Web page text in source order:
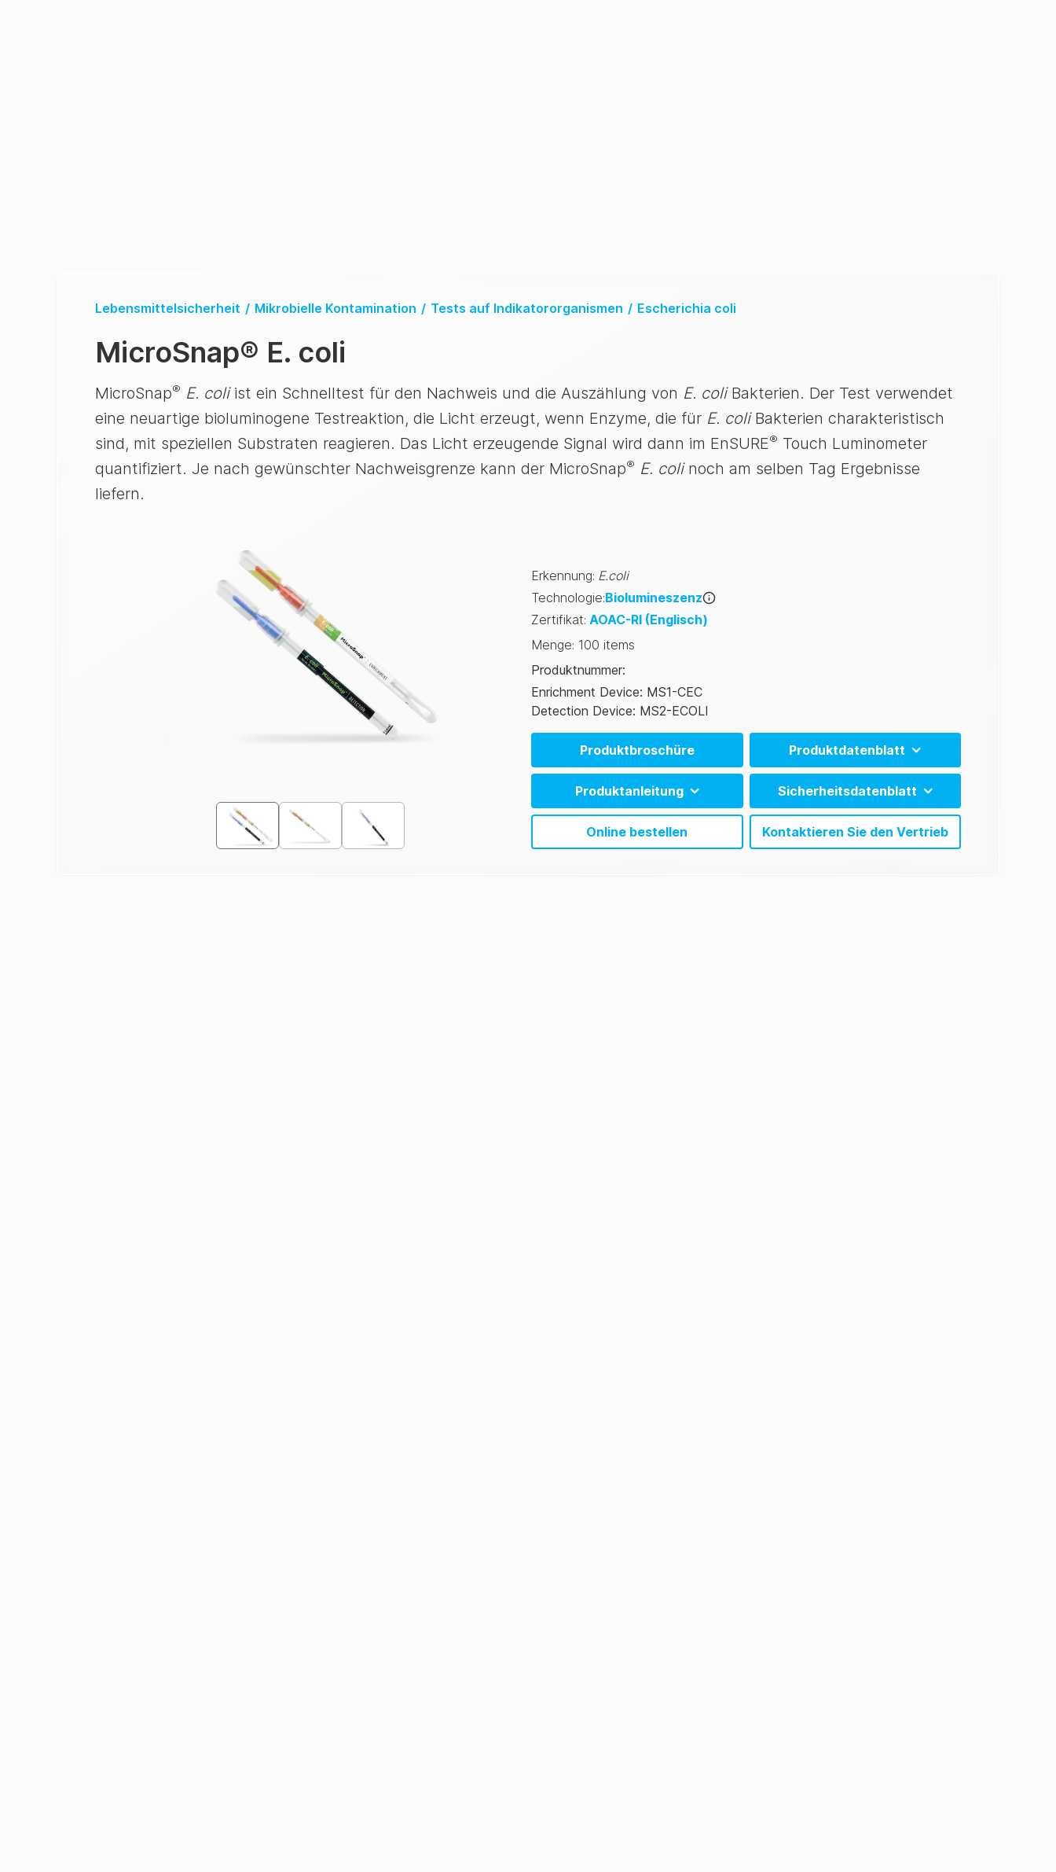
Lebensmittelsicherheit / Mikrobielle Kontamination / Tests auf Indikatororganismen / Escherichia coli
MicroSnap® E. coli
MicroSnap® E. coliist ein Schnelltest für den Nachweis und die Auszählung von E. coliBakterien. Der Test verwendet
eine neuartige bioluminogene Testreaktion, die Licht erzeugt, wenn Enzyme, die für E. coliBakterien charakteristisch
sind, mit speziellen Substraten reagieren. Das Licht erzeugende Signal wird dann im EnSURE® Touch Luminometer
quantifiziert. Je nach gewünschter Nachweisgrenze kann der MicroSnap® E. colinoch am selben Tag Ergebnisse
liefern.
Erkennung: E.coli
Technologie:Biolumineszenz
Zertifikat: AOAC-RI (Englisch)
Menge: 100 items
Produktnummer:
Enrichment Device: MS1-CEC
Detection Device: MS2-ECOLI
Produktbroschüre Produktdatenblatt
MicroSnap E. coli Product Sheet
Produktanleitung
Enrichment & Detection Device
Instructions (EN)
Sicherheitsdatenblatt
Produktbibliothek an
Online bestellen Kontaktieren Sie den Vertrieb